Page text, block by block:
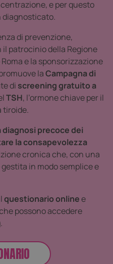
e per questo
diagnosticato.
di prevenzione,
il patrocinio della Regione
e la sponsorizzazione
laCampagna di
di screening gratuito a
TSH, l’ormone chiave per il
tiroide.
diagnosi precoce dei
la consapevolezza
cronica che, con una
in modo semplice e
questionario onlinee
possono accedere